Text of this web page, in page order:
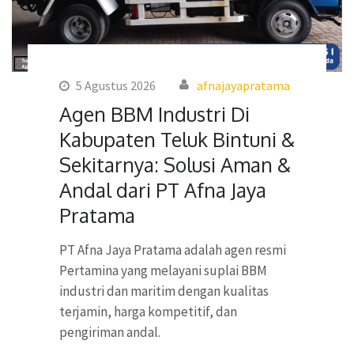
5 Agustus 2026 afnajayapratama
Agen BBM Industri Di
Kabupaten Teluk Bintuni &
Sekitarnya: Solusi Aman &
Andal dari PT Afna Jaya
Pratama
PT Afna Jaya Pratama adalah agen resmi
Pertamina yang melayani suplai BBM
industri dan maritim dengan kualitas
terjamin, harga kompetitif, dan
pengiriman andal.